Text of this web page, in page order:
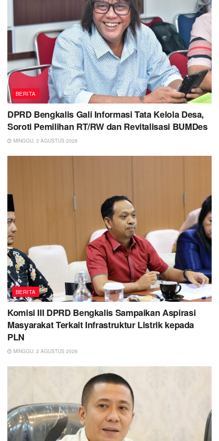
BERITA
DPRD Bengkalis Gali Informasi Tata Kelola Desa,
Soroti Pemilihan RT/RW dan Revitalisasi BUMDes
MINGGU, 2 AGUSTUS 2026
BERITA
Komisi III DPRD Bengkalis Sampaikan Aspirasi
Masyarakat Terkait Infrastruktur Listrik kepada
PLN
MINGGU, 2 AGUSTUS 2026